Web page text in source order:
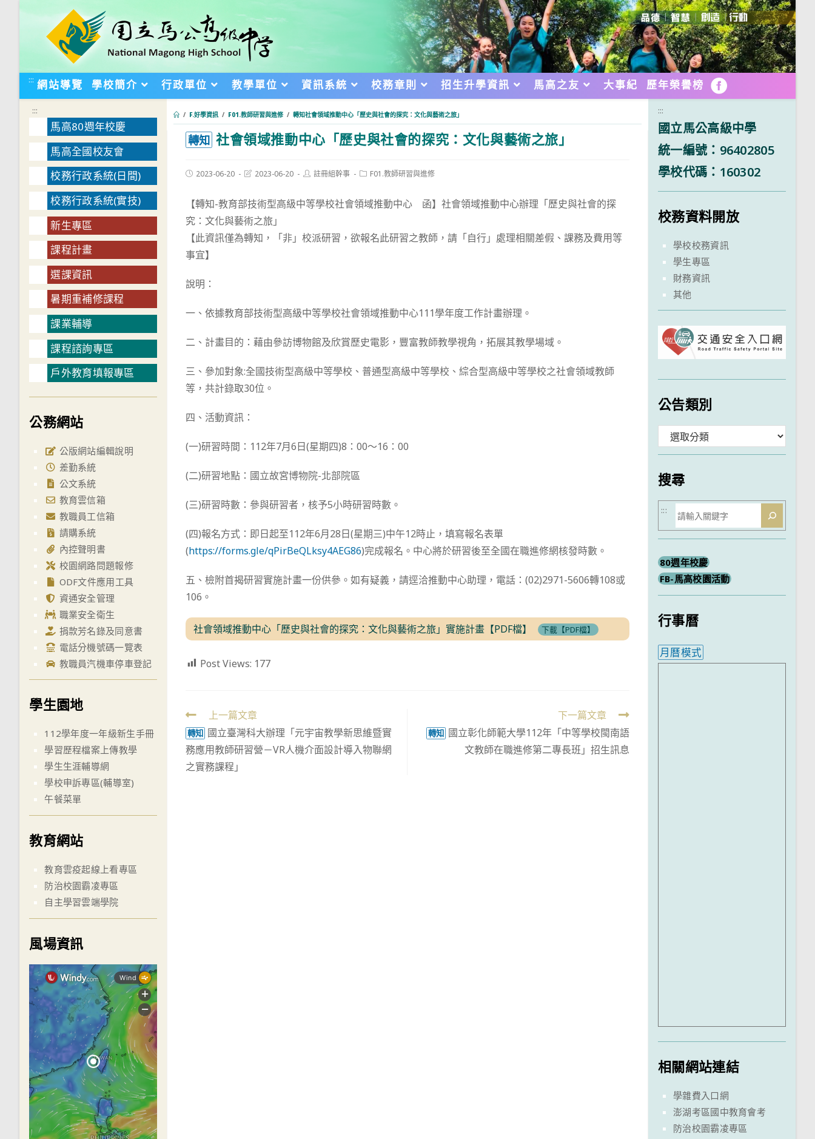
::: 網站導覽 學校簡介 行政單位 教學單位 資訊系統 校務章則 招生升學資訊 馬高之友 大事紀 歷年榮譽榜 FB
/ F.好學資訊 / F01.教師研習與進修 / 轉知社會領域推動中心「歷史與社會的探究：文化與藝術之旅」
轉知 社會領域推動中心「歷史與社會的探究：文化與藝術之旅」
Post2023-06-20
Post2023-06-20
Post註冊組幹事
PostF01.教師研習與進修
【轉知-教育部技術型高級中等學校社會領域推動中心 函】社會領域推動中心辦理「歷史與社會的探
究：文化與藝術之旅」
【此資訊僅為轉知，「非」校派研習，欲報名此研習之教師，請「自行」處理相關差假、課務及費用等
事宜】
說明：
一、依據教育部技術型高級中等學校社會領域推動中心111學年度工作計畫辦理。
二、計畫目的：藉由參訪博物館及欣賞歷史電影，豐富教師教學視角，拓展其教學場域。
三、參加對象:全國技術型高級中等學校、普通型高級中等學校、綜合型高級中等學校之社會領域教師
等，共計錄取30位。
四、活動資訊：
(一)研習時間：112年7月6日(星期四)8：00～16：00
(二)研習地點：國立故宮博物院-北部院區
(三)研習時數：參與研習者，核予5小時研習時數。
(四)報名方式：即日起至112年6月28日(星期三)中午12時止，填寫報名表單
(https://forms.gle/qPirBeQLksy4AEG86)完成報名。中心將於研習後至全國在職進修網核發時數。
五、檢附首揭研習實施計畫一份供參。如有疑義，請逕洽推動中心助理，電話：(02)2971-5606轉108或
106。
社會領域推動中心「歷史與社會的探究：文化與藝術之旅」實施計畫【PDF檔】 下載【PDF檔】
Post Views: 177
Read
more
articles
上一篇文章
轉知 國立臺灣科大辦理「元宇宙教學新思維暨實
務應用教師研習營－VR人機介面設計導入物聯網
之實務課程」
下一篇文章
轉知 國立彰化師範大學112年「中等學校閩南語
文教師在職進修第二專長班」招生訊息
:::
馬高80週年校慶
馬高全國校友會
校務行政系統(日間)
校務行政系統(實技)
新生專區
課程計畫
選課資訊
暑期重補修課程
課業輔導
課程諮詢專區
戶外教育填報專區
公務網站
公版網站編輯說明
差勤系統
公文系統
教育雲信箱
教職員工信箱
請購系統
內控聲明書
校園網路問題報修
ODF文件應用工具
資通安全管理
職業安全衛生
捐款芳名錄及同意書
電話分機號碼一覽表
教職員汽機車停車登記
學生園地
112學年度一年級新生手冊
學習歷程檔案上傳教學
學生生涯輔導網
學校申訴專區(輔導室)
午餐菜單
教育網站
教育雲疫起線上看專區
防治校園霸凌專區
自主學習雲端學院
風場資訊
:::
國立馬公高級中學
統一編號：96402805
學校代碼：160302
校務資料開放
學校校務資訊
學生專區
財務資訊
其他
公告類別
類
搜尋
搜
尋
:::
80週年校慶
FB-馬高校園活動
行事曆
月曆模式
相關網站連結
學雜費入口網
澎湖考區國中教育會考
防治校園霸凌專區